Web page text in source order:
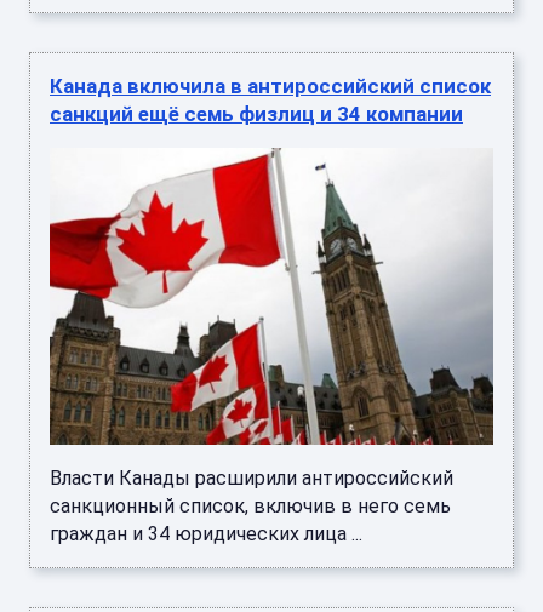
Канада включила в антироссийский список
санкций ещё семь физлиц и 34 компании
Власти Канады расширили антироссийский
санкционный список, включив в него семь
граждан и 34 юридических лица ...